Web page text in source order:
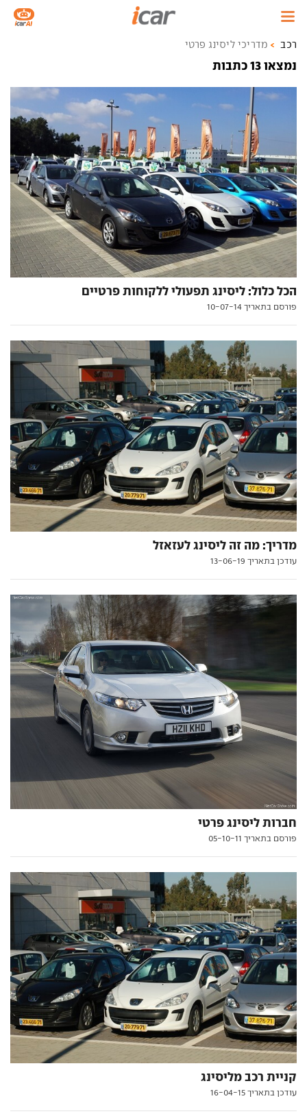
רכב מדריכי ליסינג פרטי
נמצאו 13 כתבות
הכל כלול: ליסינג תפעולי ללקוחות פרטיים
פורסם בתאריך 10-07-14
מדריך: מה זה ליסינג לעזאזל
עודכן בתאריך 13-06-19
חברות ליסינג פרטי
פורסם בתאריך 05-10-11
קניית רכב מליסינג
עודכן בתאריך 16-04-15